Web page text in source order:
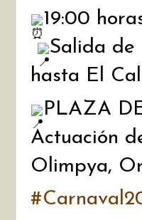
19:00
Salida de
hasta El
PLAZA
Actuación
Olimpya,